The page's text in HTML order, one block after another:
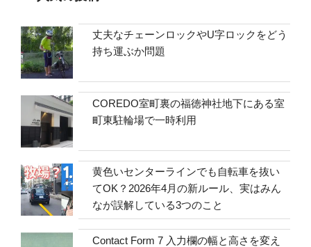
丈夫なチェーンロックやU字ロックをどう
持ち運ぶか問題
COREDO室町裏の福徳神社地下にある室
町東駐輪場で一時利用
黄色いセンターラインでも自転車を抜い
てOK？2026年4月の新ルール、実はみん
なが誤解している3つのこと
Contact Form 7 入力欄の幅と高さを変え